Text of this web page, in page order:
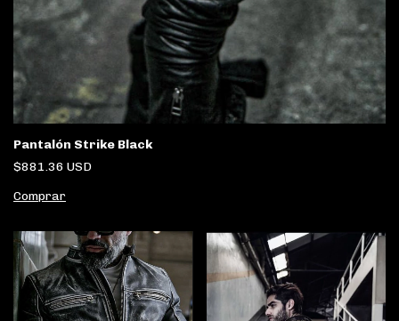
Pantalón Strike Black
$881.36 USD
Comprar